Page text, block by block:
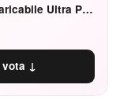
Hourglass Confession Ricaricabile Ultra Preciso Ad Alta Intensità Secretly Classic Red
vota ↓